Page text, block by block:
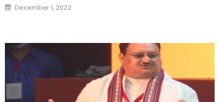
Posted
on
December 1, 2022